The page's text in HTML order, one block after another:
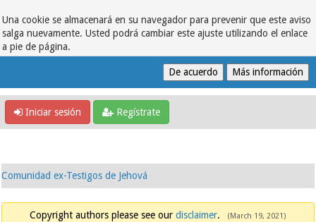
Una cookie se almacenará en su navegador para prevenir que este aviso
salga nuevamente. Usted podrá cambiar este ajuste utilizando el enlace
a pie de página.
Iniciar sesión Regístrate
Comunidad ex-Testigos de Jehová
Copyright authors please see our disclaimer. (March 19, 2021)